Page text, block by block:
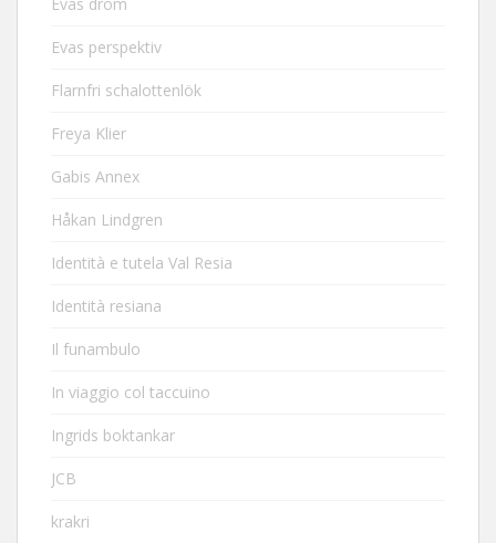
Evas perspektiv
Flarnfri schalottenlök
Freya Klier
Gabis Annex
Håkan Lindgren
Identità e tutela Val Resia
Identità resiana
Il funambulo
In viaggio col taccuino
Ingrids boktankar
JCB
krakri